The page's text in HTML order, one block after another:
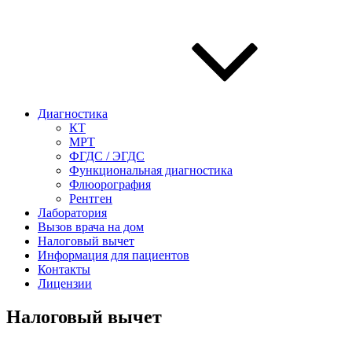
Диагностика
КТ
МРТ
ФГДС / ЭГДС
Функциональная диагностика
Флюорография
Рентген
Лаборатория
Вызов врача на дом
Налоговый вычет
Информация для пациентов
Контакты
Лицензии
Налоговый вычет